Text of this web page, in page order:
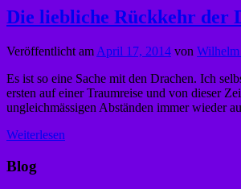
Die liebliche Rückkehr der
Veröffentlicht am April 17, 2014 von Wilhelm
Es ist so eine Sache mit den Drachen. Ich
ersten auf einer Traumreise und von dieser
ungleichmässigen Abständen immer wieder
Weiterlesen
Blog